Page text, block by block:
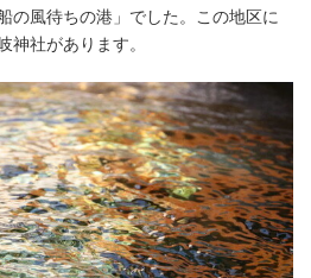
の風待ちの港」でした。この地区に
神社があります。